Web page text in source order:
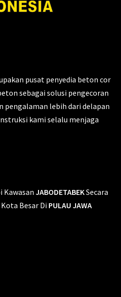
pusat penyedia beton cor
sebagai solusi pengecoran
pengalaman lebih dari delapan
kami selalu menjaga
Kawasan JABODETABEKSecara
Besar Di PULAU JAWA